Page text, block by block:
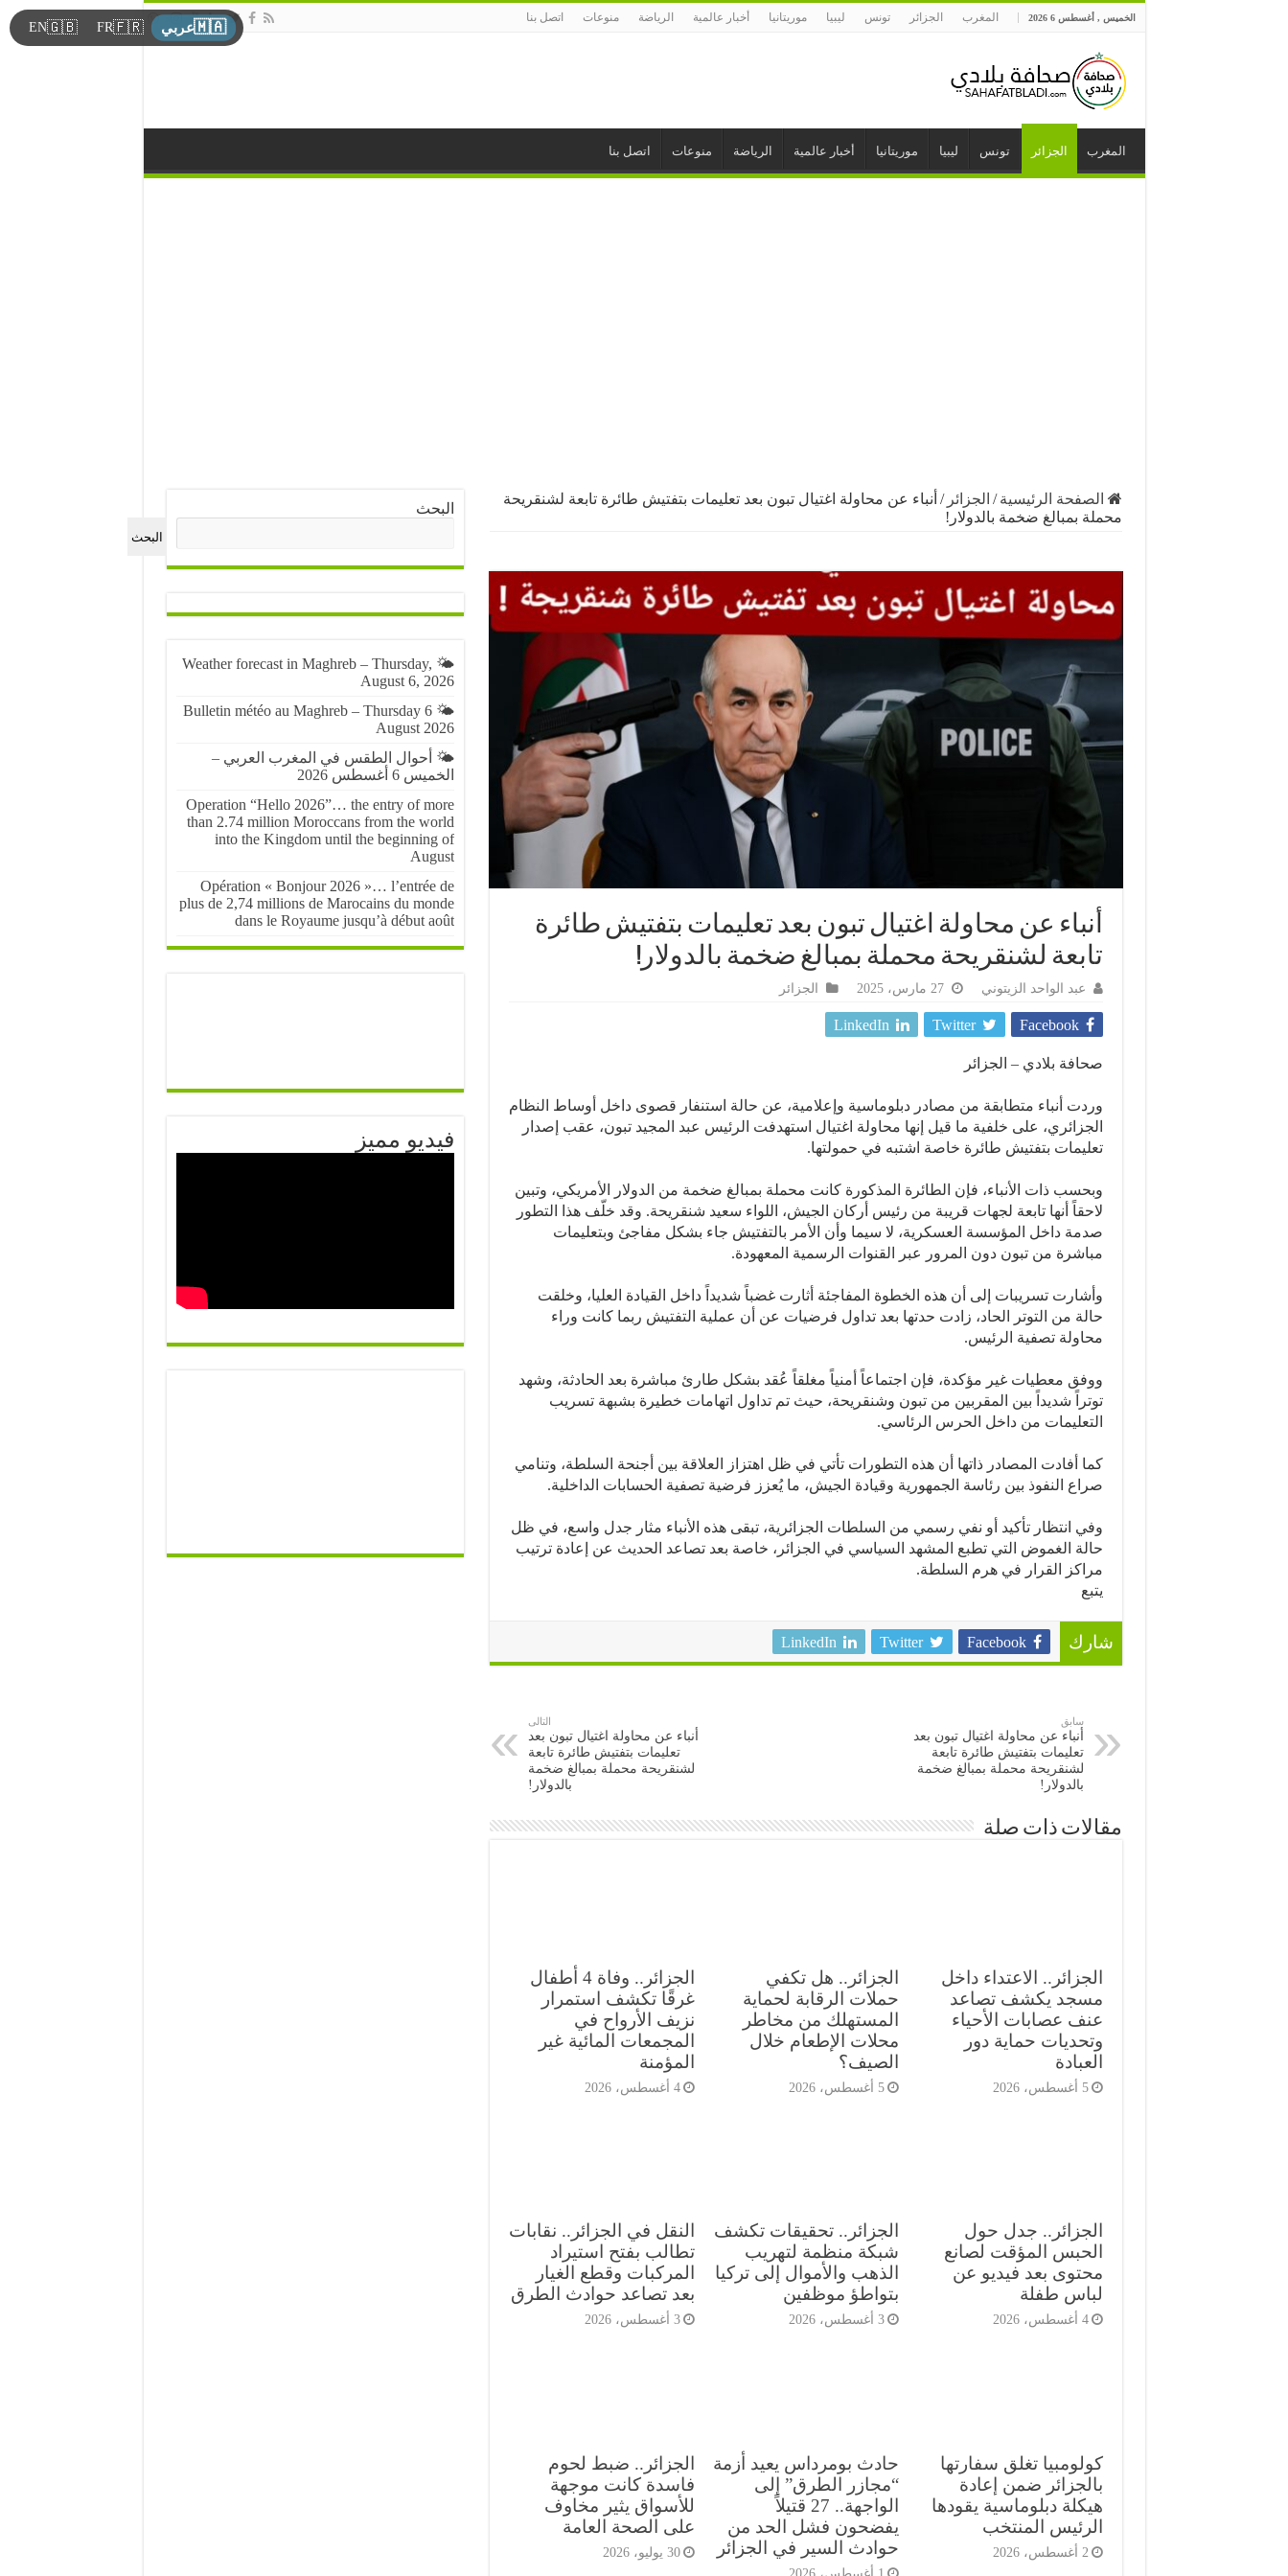
الخميس , أغسطس 6 2026 المغرب الجزائر تونس ليبيا موريتانيا أخبار عالمية الرياضة منوعات اتصل بنا
المغرب الجزائر تونس ليبيا موريتانيا أخبار عالمية الرياضة منوعات اتصل بنا
الصفحة الرئيسية / الجزائر / أنباء عن محاولة اغتيال تبون بعد تعليمات بتفتيش طائرة تابعة لشنقريحة
محملة بمبالغ ضخمة بالدولار!
أنباء عن محاولة اغتيال تبون بعد تعليمات بتفتيش طائرة
تابعة لشنقريحة محملة بمبالغ ضخمة بالدولار!
عبد الواحد الزيتوني 27 مارس، 2025 الجزائر
Facebook
Twitter
LinkedIn
صحافة بلادي – الجزائر
وردت أنباء متطابقة من مصادر دبلوماسية وإعلامية، عن حالة استنفار قصوى داخل أوساط النظام
الجزائري، على خلفية ما قيل إنها محاولة اغتيال استهدفت الرئيس عبد المجيد تبون، عقب إصدار
تعليمات بتفتيش طائرة خاصة اشتبه في حمولتها.
وبحسب ذات الأنباء، فإن الطائرة المذكورة كانت محملة بمبالغ ضخمة من الدولار الأمريكي، وتبين
لاحقاً أنها تابعة لجهات قريبة من رئيس أركان الجيش، اللواء سعيد شنقريحة. وقد خلّف هذا التطور
صدمة داخل المؤسسة العسكرية، لا سيما وأن الأمر بالتفتيش جاء بشكل مفاجئ وبتعليمات
مباشرة من تبون دون المرور عبر القنوات الرسمية المعهودة.
وأشارت تسريبات إلى أن هذه الخطوة المفاجئة أثارت غضباً شديداً داخل القيادة العليا، وخلقت
حالة من التوتر الحاد، زادت حدتها بعد تداول فرضيات عن أن عملية التفتيش ربما كانت وراء
محاولة تصفية الرئيس.
ووفق معطيات غير مؤكدة، فإن اجتماعاً أمنياً مغلقاً عُقد بشكل طارئ مباشرة بعد الحادثة، وشهد
توتراً شديداً بين المقربين من تبون وشنقريحة، حيث تم تداول اتهامات خطيرة بشبهة تسريب
التعليمات من داخل الحرس الرئاسي.
كما أفادت المصادر ذاتها أن هذه التطورات تأتي في ظل اهتزاز العلاقة بين أجنحة السلطة، وتنامي
صراع النفوذ بين رئاسة الجمهورية وقيادة الجيش، ما يُعزز فرضية تصفية الحسابات الداخلية.
وفي انتظار تأكيد أو نفي رسمي من السلطات الجزائرية، تبقى هذه الأنباء مثار جدل واسع، في ظل
حالة الغموض التي تطبع المشهد السياسي في الجزائر، خاصة بعد تصاعد الحديث عن إعادة ترتيب
مراكز القرار في هرم السلطة.
يتبع
شارك Facebook
Twitter
LinkedIn
سابق
أنباء عن محاولة اغتيال تبون بعد
تعليمات بتفتيش طائرة تابعة
لشنقريحة محملة بمبالغ ضخمة
بالدولار!
التالى
أنباء عن محاولة اغتيال تبون بعد
تعليمات بتفتيش طائرة تابعة
لشنقريحة محملة بمبالغ ضخمة
بالدولار!
مقالات ذات صلة
الجزائر.. الاعتداء داخل
مسجد يكشف تصاعد
عنف عصابات الأحياء
وتحديات حماية دور
العبادة
5 أغسطس، 2026
الجزائر.. هل تكفي
حملات الرقابة لحماية
المستهلك من مخاطر
محلات الإطعام خلال
الصيف؟
5 أغسطس، 2026
الجزائر.. وفاة 4 أطفال
غرقًا تكشف استمرار
نزيف الأرواح في
المجمعات المائية غير
المؤمنة
4 أغسطس، 2026
الجزائر.. جدل حول
الحبس المؤقت لصانع
محتوى بعد فيديو عن
لباس طفلة
4 أغسطس، 2026
الجزائر.. تحقيقات تكشف
شبكة منظمة لتهريب
الذهب والأموال إلى تركيا
بتواطؤ موظفين
3 أغسطس، 2026
النقل في الجزائر.. نقابات
تطالب بفتح استيراد
المركبات وقطع الغيار
بعد تصاعد حوادث الطرق
3 أغسطس، 2026
كولومبيا تغلق سفارتها
بالجزائر ضمن إعادة
هيكلة دبلوماسية يقودها
الرئيس المنتخب
2 أغسطس، 2026
حادث بومرداس يعيد أزمة
“مجازر الطرق” إلى
الواجهة.. 27 قتيلاً
يفضحون فشل الحد من
حوادث السير في الجزائر
الجزائر.. ضبط لحوم
فاسدة كانت موجهة
للأسواق يثير مخاوف
على الصحة العامة
30 يوليو، 2026
البحث
البحث
🌤️ Weather forecast in Maghreb – Thursday,
August 6, 2026
🌤️ Bulletin météo au Maghreb – Thursday 6
August 2026
🌤️ أحوال الطقس في المغرب العربي –
الخميس 6 أغسطس 2026
Operation “Hello 2026”… the entry of more
than 2.74 million Moroccans from the world
into the Kingdom until the beginning of
August
Opération « Bonjour 2026 »… l’entrée de
plus de 2,74 millions de Marocains du monde
dans le Royaume jusqu’à début août
فيديو مميز
🇲🇦عربي 🇫🇷
FR
🇬🇧
EN